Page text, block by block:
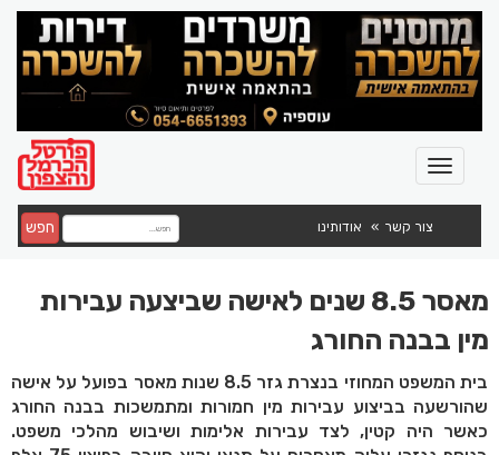
צור קשר אודותינו חפש
מאסר 8.5 שנים לאישה שביצעה עבירות
מין בבנה החורג
בית המשפט המחוזי בנצרת גזר 8.5 שנות מאסר בפועל על אישה
שהורשעה בביצוע עבירות מין חמורות ומתמשכות בבנה החורג
כאשר היה קטין, לצד עבירות אלימות ושיבוש מהלכי משפט.